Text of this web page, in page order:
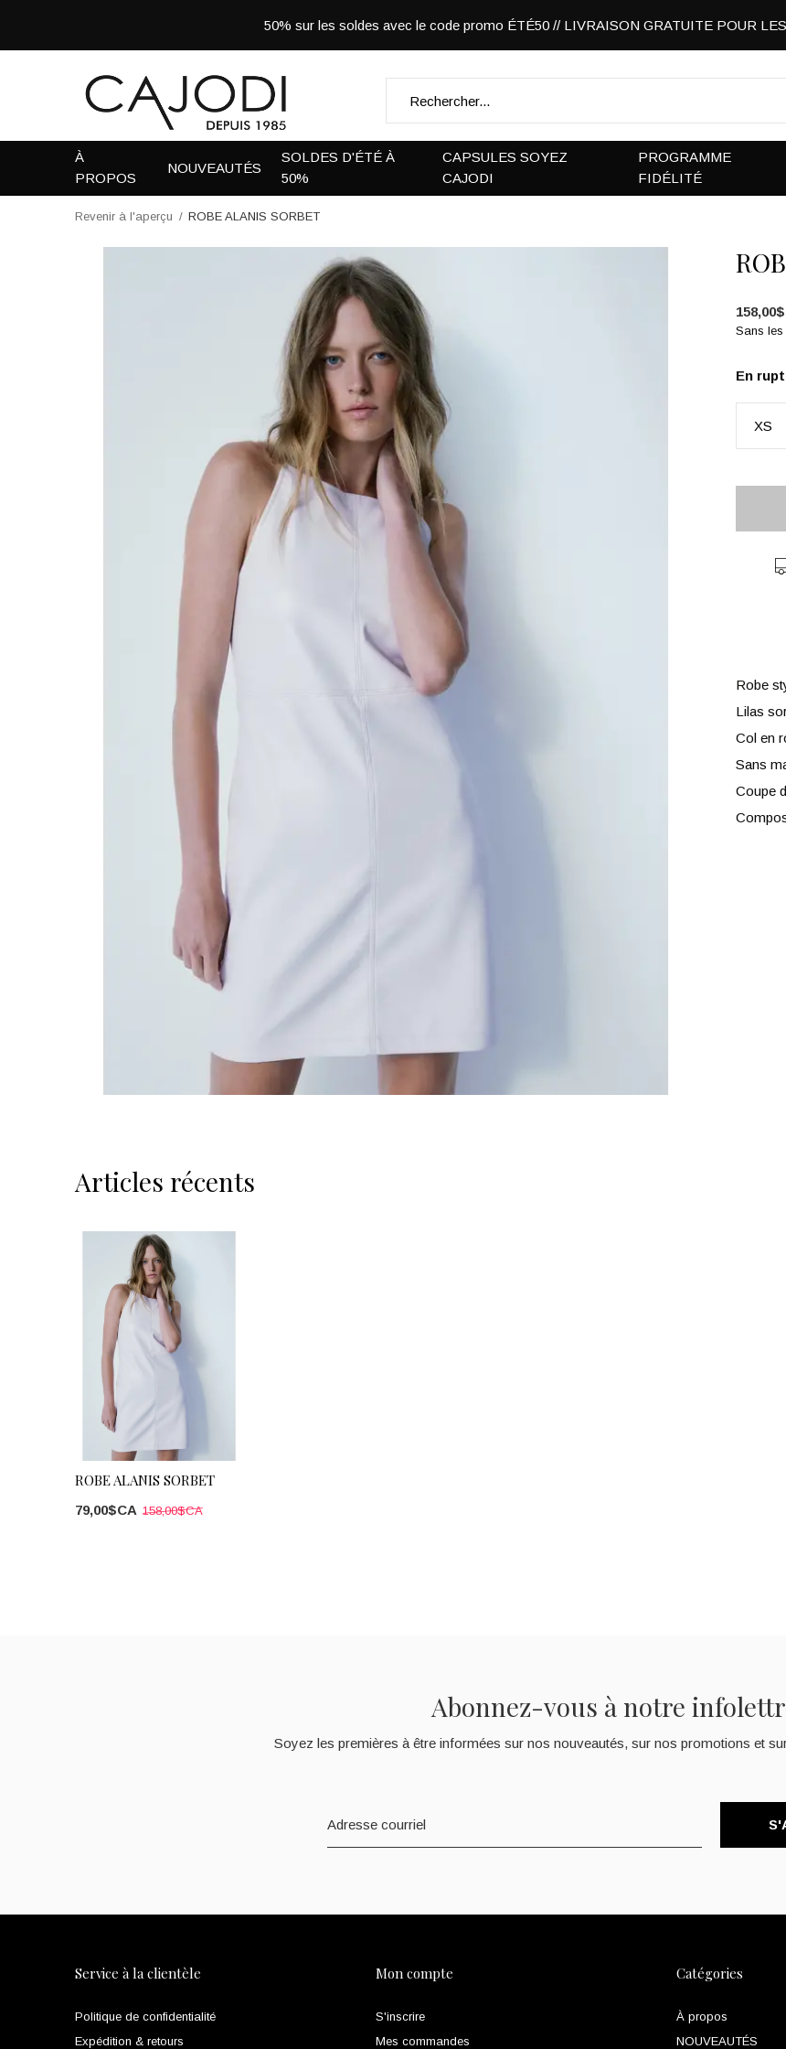
À
PROPOS
NOUVEAUTÉS
SOLDES D'ÉTÉ À
50%
CAPSULES SOYEZ
CAJODI
PROGRAMME
FIDÉLITÉ
50% sur les soldes avec le code promo ÉTÉ50 // LIVRAISON GRATUITE POUR
Revenir à l'aperçu ROBE ALANIS SORBET
Sans les
En
XS
Robe
Lilas
Col en
Sans
Coupe
Articles récents
ROBE ALANIS SORBET
79,00$CA 158,00$CA
Abonnez-vous à notre
Soyez les premières à être informées sur nos nouveautés, sur nos promotions et
Service à la clientèle
Politique de confidentialité
Expédition & retours
Mon compte
S'inscrire
Mes commandes
Catégories
À propos
NOUVEAUTÉS